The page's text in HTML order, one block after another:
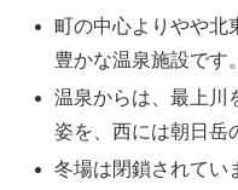
町の中心よりやや北
豊かな温泉施設です。
温泉からは、最上川
姿を、西には朝日岳
冬場は閉鎖されてい